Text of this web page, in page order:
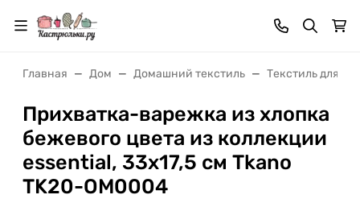
Главная Дом Домашний текстиль Текстиль для
Прихватка-варежка из хлопка
бежевого цвета из коллекции
essential, 33х17,5 см Tkano
TK20-OM0004